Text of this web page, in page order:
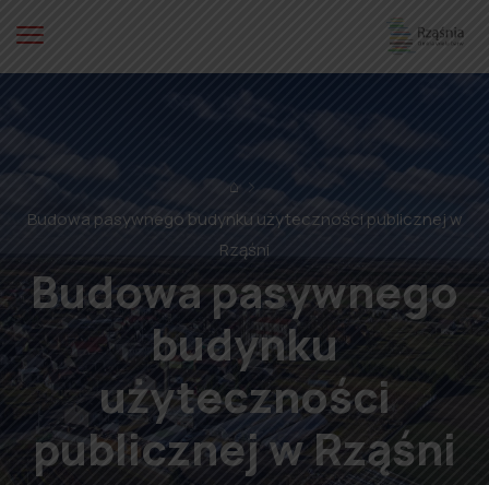
⌂
Budowa pasywnego budynku użyteczności publicznej w
Rząśni
Budowa pasywnego
budynku
użyteczności
publicznej w Rząśni